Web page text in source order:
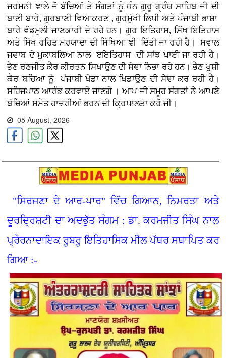
ਜਰਮਨੀ ਞਾਲੇ ਜੋ ਬੱਚਿਆਂ ਤੇ ਸੰਗਤਾਂ ਨੂੰ ਧੰਨ ਗੁਰੂ ਗ੍ਰੰਥ ਸਾਹਿਬ ਜੀ ਦੀ
ਬਾਣੀ ਬਾਰੇ, ਗੁਰਬਾਣੀ ਵਿਆਕਰਣ , ਗੁਰਮੁੱਖੀ ਲਿਪੀ ਅਤੇ ਪੰਜਾਬੀ ਭਾਸ਼ਾ
ਬਾਰੇ ਵੱਡਮੁਲੀ ਜਾਣਕਾਰੀ ਦੇ ਰਹੇ ਹਨ। ਗੁਰ ਇਤਿਹਾਸ, ਸਿੱਖ ਇਤਿਹਾਸ
ਅਤੇ ਸਿੱਖ ਰਹਿਤ ਮਰਯਾਦਾ ਦੀ ਸਿੱਖਿਆ ਞੀ ਦਿੱਤੀ ਜਾ ਰਹੀ ਹੈ। ਸਵਾਲ
ਜਵਾਬ ਦੇ ਮੁਕਾਬਲਿਆ ਨਾਲ ੲਇਤਿਹਾਸ ਦੀ ਸਾਂਝ ਪਾਈ ਜਾ ਰਹੀ ਹੈ।
ਭੈਣ ਰਣਜੀਤ ਕੈਰ ਕੀਰਤਨ ਸਿਖਾਉਣ ਦੀ ਸੇਞਾ ਨਿਭਾ ਰਹੇ ਹਨ। ਭੈਣ ਖੁਸ਼ੀ
ਕੈਰ ਬਚਿਆ ਨੂੰ ਪੰਜਾਬੀ ਖੇਡਾ ਨਾਲ ਖਿਡਾਉਣ ਦੀ ਸੇਞਾ ਕਰ ਰਹੀ ਹੈ।
ਸਹਿਜਪਾਠ ਆਰੰਭ ਕਰਵਾਏ ਜਾਣਗੇ । ਆਪ ਜੀ ਸਮੂਹ ਸੰਗਤਾਂ ਨੇ ਆਪਣੇ
ਬੱਚਿਆਂ ਸਮੇਤ ਹਾਜ਼ਰੀਆਂ ਭਰਨ ਦੀ ਕ੍ਰਿਪਾਲਤਾ ਕਰੋ ਜੀ।
05 August, 2026
"ਸਿਰਜਣਾ ਦੇ ਆਰ-ਪਾਰ" ਵਿੱਚ ਗਿਆਨ, ਨਿਮਰਤਾ ਅਤੇ
ਦੂਰਦ੍ਰਿਸ਼ਟੀ ਦਾ ਅਦਭੁੱਤ ਸੰਗਮ : ਡਾ. ਕਰਮਜੀਤ ਸਿੰਘ ਨਾਲ
ਪ੍ਰੇਰਨਾਦਾਇਕ ਰੂਬਰੂ ਇਤਿਹਾਸਿਕ ਮੀਲ ਪੱਥਰ ਸਥਾਪਿਤ ਕਰ
ਗਿਆ :-